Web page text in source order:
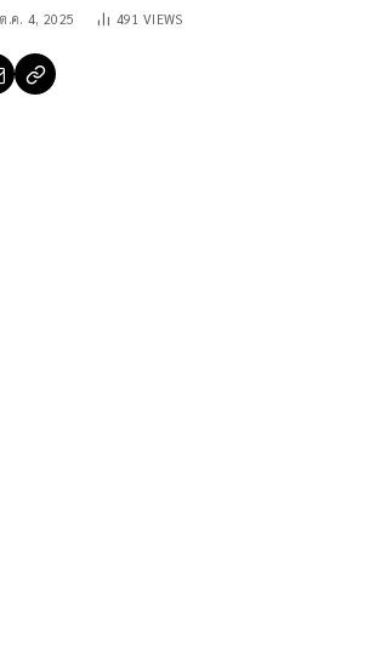
ต.ค. 4, 2025 491 VIEWS